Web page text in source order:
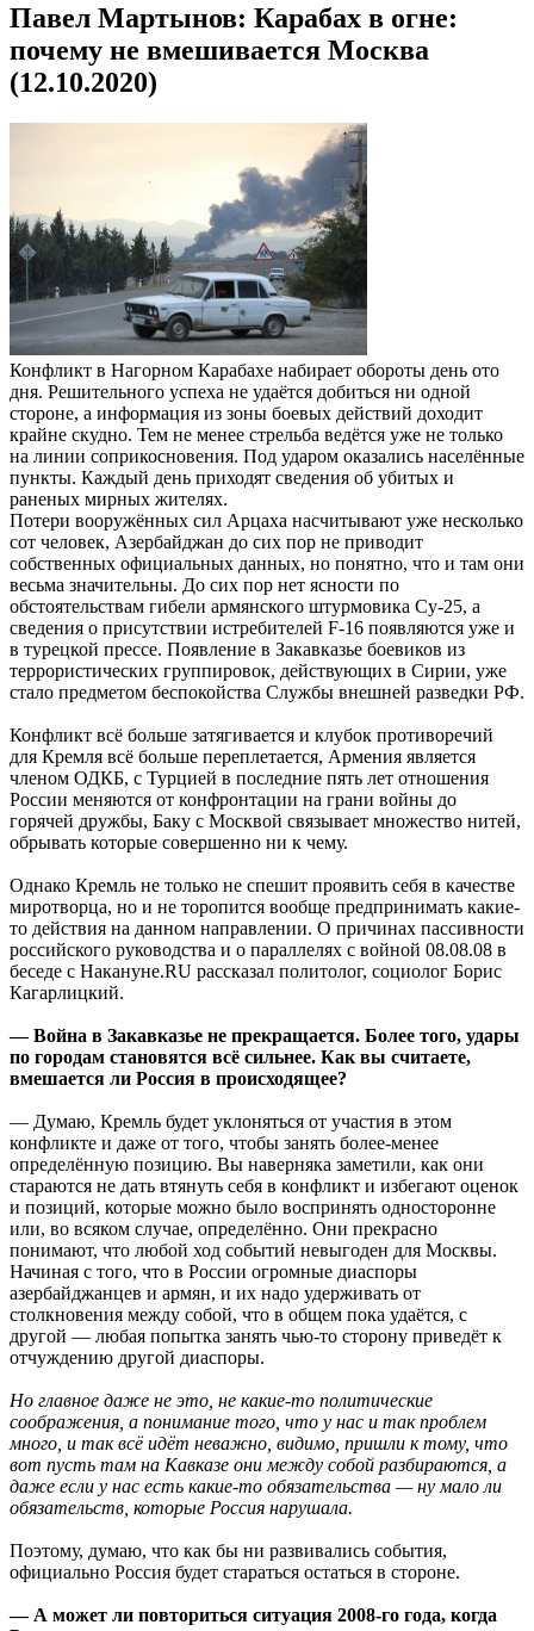
Павел Мартынов: Карабах в огне:
почему не вмешивается Москва
(12.10.2020)
Конфликт в Нагорном Карабахе набирает обороты день ото
дня. Решительного успеха не удаётся добиться ни одной
стороне, а информация из зоны боевых действий доходит
крайне скудно. Тем не менее стрельба ведётся уже не только
на линии соприкосновения. Под ударом оказались населённые
пункты. Каждый день приходят сведения об убитых и
раненых мирных жителях.
Потери вооружённых сил Арцаха насчитывают уже несколько
сот человек, Азербайджан до сих пор не приводит
собственных официальных данных, но понятно, что и там они
весьма значительны. До сих пор нет ясности по
обстоятельствам гибели армянского штурмовика Су-25, а
сведения о присутствии истребителей F-16 появляются уже и
в турецкой прессе. Появление в Закавказье боевиков из
террористических группировок, действующих в Сирии, уже
стало предметом беспокойства Службы внешней разведки РФ.
Конфликт всё больше затягивается и клубок противоречий
для Кремля всё больше переплетается, Армения является
членом ОДКБ, с Турцией в последние пять лет отношения
России меняются от конфронтации на грани войны до
горячей дружбы, Баку с Москвой связывает множество нитей,
обрывать которые совершенно ни к чему.
Однако Кремль не только не спешит проявить себя в качестве
миротворца, но и не торопится вообще предпринимать какие-
то действия на данном направлении. О причинах пассивности
российского руководства и о параллелях с войной 08.08.08 в
беседе с Накануне.RU рассказал политолог, социолог Борис
Кагарлицкий.
— Война в Закавказье не прекращается. Более того, удары
по городам становятся всё сильнее. Как вы считаете,
вмешается ли Россия в происходящее?
— Думаю, Кремль будет уклоняться от участия в этом
конфликте и даже от того, чтобы занять более-менее
определённую позицию. Вы наверняка заметили, как они
стараются не дать втянуть себя в конфликт и избегают оценок
и позиций, которые можно было воспринять односторонне
или, во всяком случае, определённо. Они прекрасно
понимают, что любой ход событий невыгоден для Москвы.
Начиная с того, что в России огромные диаспоры
азербайджанцев и армян, и их надо удерживать от
столкновения между собой, что в общем пока удаётся, с
другой — любая попытка занять чью-то сторону приведёт к
отчуждению другой диаспоры.
Но главное даже не это, не какие-то политические
соображения, а понимание того, что у нас и так проблем
много, и так всё идёт неважно, видимо, пришли к тому, что
вот пусть там на Кавказе они между собой разбираются, а
даже если у нас есть какие-то обязательства — ну мало ли
обязательств, которые Россия нарушала.
Поэтому, думаю, что как бы ни развивались события,
официально Россия будет стараться остаться в стороне.
— А может ли повториться ситуация 2008-го года, когда